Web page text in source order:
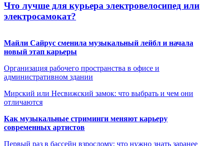
Что лучше для курьера электровелосипед или
электросамокат?
Майли Сайрус сменила музыкальный лейбл и начала
новый этап карьеры
Организация рабочего пространства в офисе и
административном здании
Мирский или Несвижский замок: что выбрать и чем они
отличаются
Как музыкальные стриминги меняют карьеру
современных артистов
Первый раз в бассейн взрослому: что нужно знать заранее